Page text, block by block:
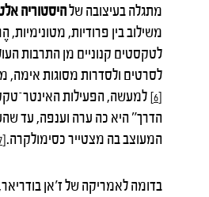
מתגלה בעיצובה שלהיסטוריה
משילוב בין פרודיות, מטונימיות,
לטקסטים קנוניים מן התרבות
לסרטים ולסדרות מסוגות אימה,
[6]
למעשה, הפעילות
הדרך" היא כה ערה וענפה, עד
המעוצב בה מצטייר כסימולקרה.[7]
בדומה לאמריקה של ז'אן